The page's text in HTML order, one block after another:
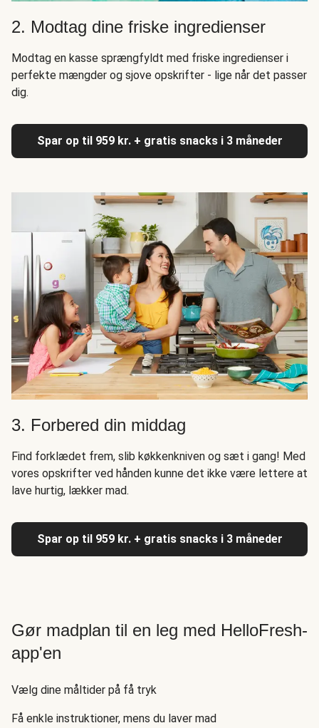
2. Modtag dine friske ingredienser
Modtag en kasse sprængfyldt med friske ingredienser i
perfekte mængder og sjove opskrifter - lige når det passer
dig.
Spar op til 959 kr. + gratis snacks i 3 måneder
3. Forbered din middag
Find forklædet frem, slib køkkenkniven og sæt i gang! Med
vores opskrifter ved hånden kunne det ikke være lettere at
lave hurtig, lækker mad.
Spar op til 959 kr. + gratis snacks i 3 måneder
Gør madplan til en leg med HelloFresh-
app'en
Vælg dine måltider på få tryk
Få enkle instruktioner, mens du laver mad